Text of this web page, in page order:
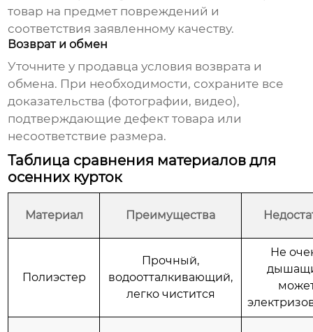
товар на предмет повреждений и
соответствия заявленному качеству.
Возврат и обмен
Уточните у продавца условия возврата и
обмена. При необходимости, сохраните все
доказательства (фотографии, видео),
подтверждающие дефект товара или
несоответствие размера.
Таблица сравнения материалов для
осенних курток
Материал Преимущества
Полиэстер
Прочный,
водоотталкивающий,
легко чистится
Не